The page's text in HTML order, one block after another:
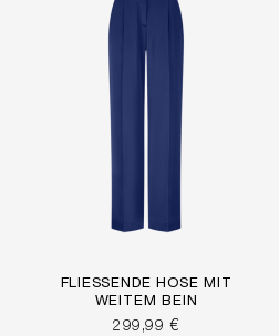
FLIESSENDE HOSE MIT W
EITEM BEIN
299,99 €